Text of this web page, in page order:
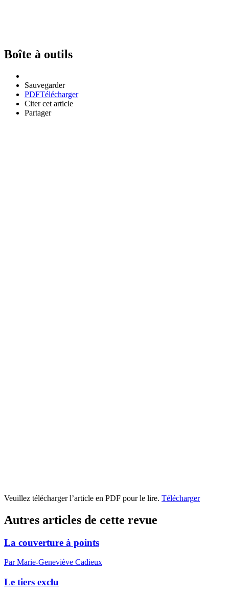
Boîte à outils
Sauvegarder
PDFTélécharger
Citer cet article
Partager
Veuillez télécharger l’article en PDF pour le lire. Télécharger
Autres articles de cette revue
La couverture à points
Par Marie-Geneviève Cadieux
Le tiers exclu